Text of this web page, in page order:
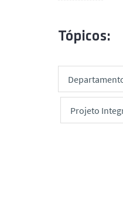
Tópicos:
Projeto